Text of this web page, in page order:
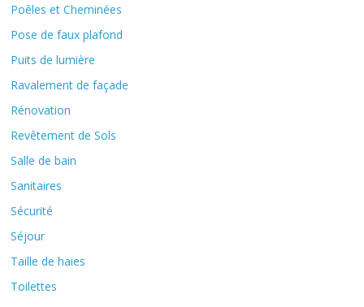
Poêles et Cheminées
Pose de faux plafond
Puits de lumière
Ravalement de façade
Rénovation
Revêtement de Sols
Salle de bain
Sanitaires
Sécurité
Séjour
Taille de haies
Toilettes